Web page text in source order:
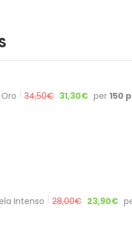
34,50€ 31,30€ per 150
Intenso 28,00€ 23,90€